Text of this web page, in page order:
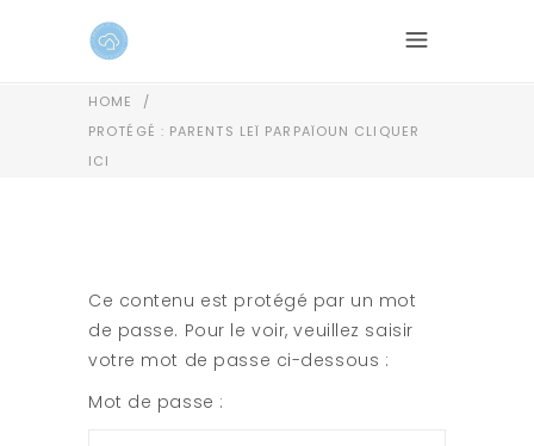
HOME
/
PROTÉGÉ : PARENTS LEÏ PARPAÏOUN CLIQUER
ICI
Ce contenu est protégé par un mot
de passe. Pour le voir, veuillez saisir
votre mot de passe ci-dessous :
Mot de passe :